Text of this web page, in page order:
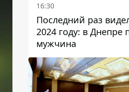
16:30
Последний раз
2024 году: в Днепре
мужчина